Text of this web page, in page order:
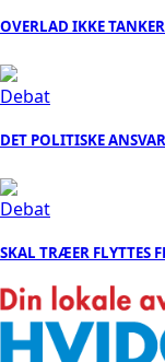
OVERLAD IKKE
Debat
DET POLITISKE ANSVAR
Debat
SKAL TRÆER FLYTTES